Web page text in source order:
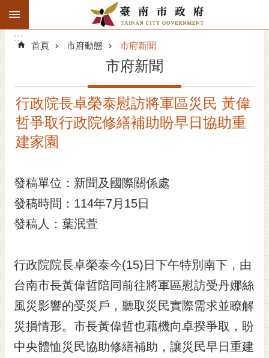
跳到主要內容區塊
搜
階
精彩府城
市府動態
市政資訊
黃
偉
哲
螢
光
:::
:::
首頁 市府動態 市府新聞
市府新聞
行政院長卓榮泰慰訪將軍區災民 黃偉
哲爭取行政院修繕補助盼早日協助重
建家園
發稿單位：新聞及國際關係處
發稿時間：114年7月15日
發稿人：葉泯萱
行政院院長卓榮泰今(15)日下午特別南下，由
台南市長黃偉哲陪同前往將軍區慰訪受丹娜絲
風災影響的受災戶，聽取災民實際需求並瞭解
災損情形。市長黃偉哲也藉機向卓揆爭取，盼
中央體恤災民協助修繕補助，讓災民早日重建